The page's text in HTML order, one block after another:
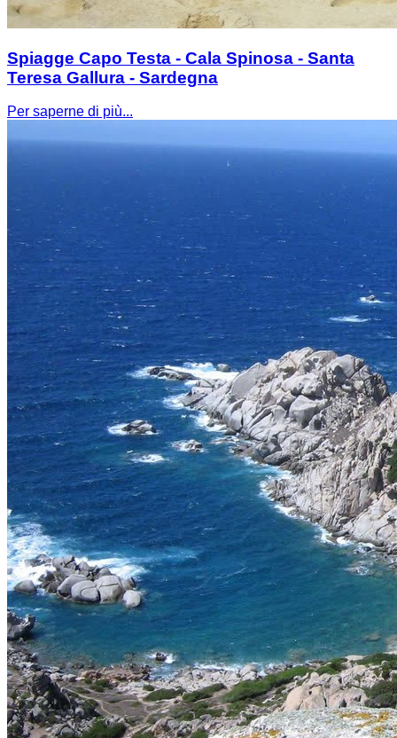
Spiagge Capo Testa - Cala Spinosa - Santa
Teresa Gallura - Sardegna
Per saperne di più...